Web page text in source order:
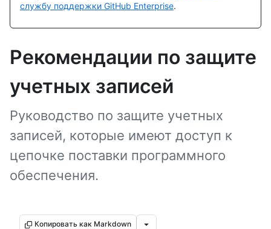
службу поддержки GitHub Enterprise.
Рекомендации по защите
учетных записей
Руководство по защите учетных
записей, которые имеют доступ к
цепочке поставки программного
обеспечения.
Копировать как Markdown